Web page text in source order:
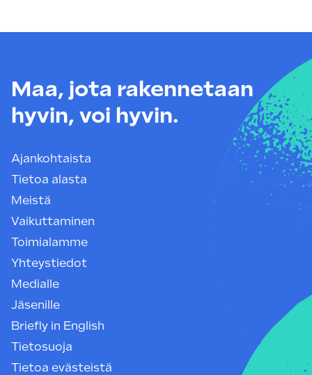
Maa, jota rakennetaan
hyvin, voi hyvin.
Ajankohtaista
Tietoa alasta
Meistä
Vaikuttaminen
Toimialamme
Yhteystiedot
Medialle
Jäsenille
Briefly in English
Tietosuoja
Tietoa evästeistä